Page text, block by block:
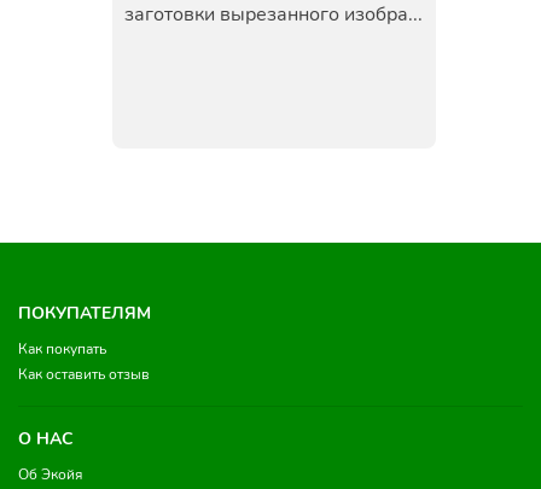
заготовки вырезанного изобра...
ПОКУПАТЕЛЯМ
Как покупать
Как оставить отзыв
О НАС
Об Экойя